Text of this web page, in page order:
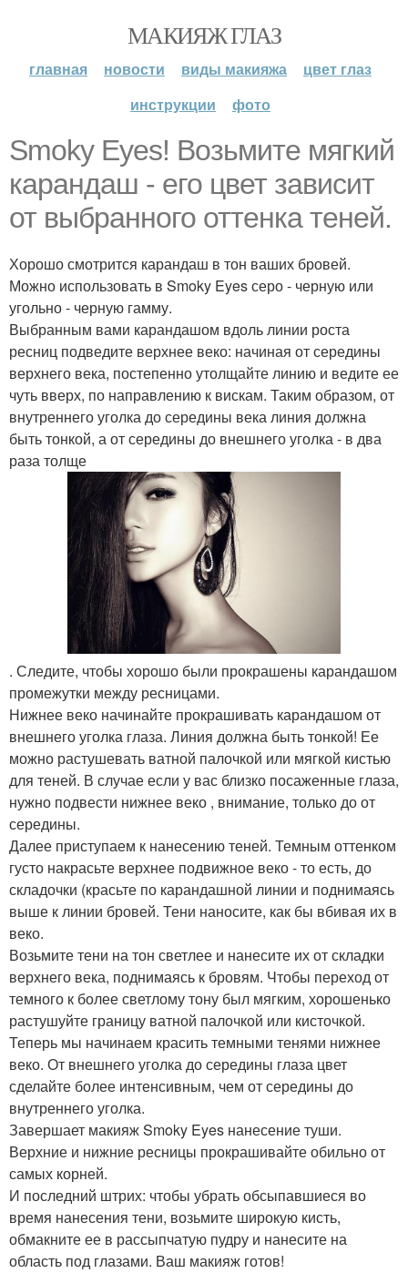
МАКИЯЖ ГЛАЗ
главная новости виды макияжа
цвет глаз
инструкции
фото
Smoky Eyes! Возьмите мягкий
карандаш - его цвет зависит
от выбранного оттенка теней.
Хорошо смотрится карандаш в тон ваших бровей.
Можно использовать в Smoky Eyes серо - черную или
угольно - черную гамму.
Выбранным вами карандашом вдоль линии роста
ресниц подведите верхнее веко: начиная от середины
верхнего века, постепенно утолщайте линию и ведите ее
чуть вверх, по направлению к вискам. Таким образом, от
внутреннего уголка до середины века линия должна
быть тонкой, а от середины до внешнего уголка - в два
раза толще
. Следите, чтобы хорошо были прокрашены карандашом
промежутки между ресницами.
Нижнее веко начинайте прокрашивать карандашом от
внешнего уголка глаза. Линия должна быть тонкой! Ее
можно растушевать ватной палочкой или мягкой кистью
для теней. В случае если у вас близко посаженные глаза,
нужно подвести нижнее веко , внимание, только до от
середины.
Далее приступаем к нанесению теней. Темным оттенком
густо накрасьте верхнее подвижное веко - то есть, до
складочки (красьте по карандашной линии и поднимаясь
выше к линии бровей. Тени наносите, как бы вбивая их в
веко.
Возьмите тени на тон светлее и нанесите их от складки
верхнего века, поднимаясь к бровям. Чтобы переход от
темного к более светлому тону был мягким, хорошенько
растушуйте границу ватной палочкой или кисточкой.
Теперь мы начинаем красить темными тенями нижнее
веко. От внешнего уголка до середины глаза цвет
сделайте более интенсивным, чем от середины до
внутреннего уголка.
Завершает макияж Smoky Eyes нанесение туши.
Верхние и нижние ресницы прокрашивайте обильно от
самых корней.
И последний штрих: чтобы убрать обсыпавшиеся во
время нанесения тени, возьмите широкую кисть,
обмакните ее в рассыпчатую пудру и нанесите на
область под глазами. Ваш макияж готов!